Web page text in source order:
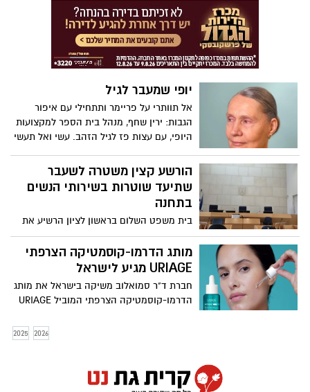
הותירה בעינת ברון אהרון, חותם גדול.
בהשראתה, בחרה לעשות הסבה מקצועית
לאחות מוסמכת, וחזרה להרצפלד שם המתינו
לה בזרועות פתוחות. "בתקופת הקורונה, עם
כל הקושי שבה, ראיתי את הכוח ואת
לרצות להתקרב למטופלים עוד יותר"
יופי שמעבר לגיל
אל תוותרי על פריימר ותתחילי עם איפור
הגבות: ירין שחף, מנהל בית הספר למקצועות
היופי, עם עצות פז לגיל הזהב. עשי ואל תעשי
הורשע קצין משטרה לשעבר
שתיעד שוטרות בשירותי הנשים
בתחנה
בית משפט השלום בראשון לציון הרשיע את
אורן בן משה, מפקד יחידת "הונאה מרכז"
במשטרת ישראל לשעבר, לאחר שהודה
במסגרת הסדר טיעון דיוני, בשורת עבירות
משרה ושיבוש מהלכי משפט, וזאת בכתב
אישום מתוקן שהוגש על ידי עו"ד נטלי חגי
מותג הדרמו-קוסמטיקה הצרפתי
URIAGE מגיע לישראל
חברת ד"ר סמואלוב משיקה בישראל את מותג
הדרמו-קוסמטיקה הצרפתי המוביל URIAGE
2025 2026